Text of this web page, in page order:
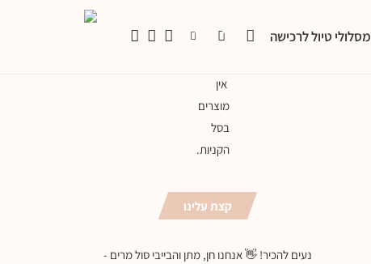
מסלולי טיול לרכישה
אין
מוצרים
בסל
הקניות.
קצת עלינו
נעים להכיר! 👋 אנחנו חן, מתן והבייבי סול מרים -